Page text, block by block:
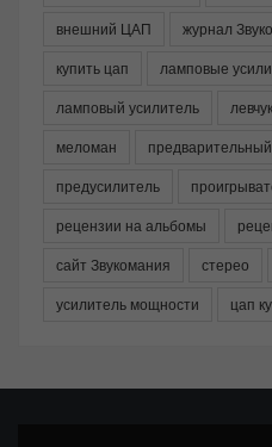
внешний ЦАП
журнал
купить цап
ламповые
ламповый усилитель
левчук
меломан
предусилитель
рецензии на альбомы
сайт Звукомания
стерео
усилитель мощности
цап